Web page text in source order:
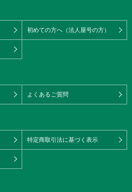
初めての方へ（法人屋号の方）
よくあるご質問
特定商取引法に基づく表示